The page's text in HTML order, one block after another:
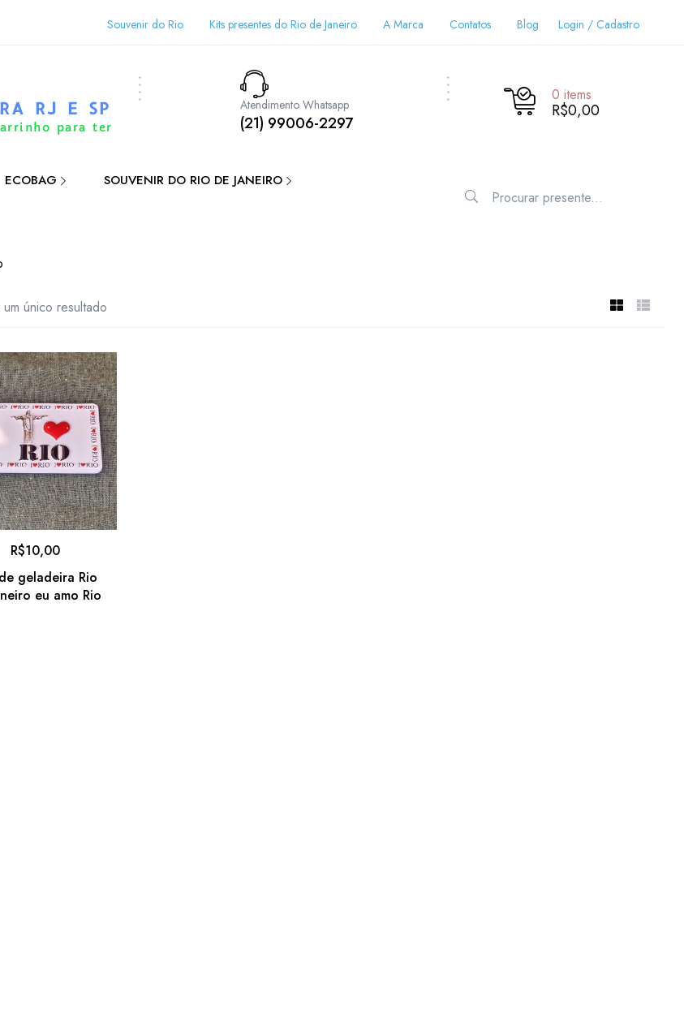
Souvenir do Rio Kits presentes do Rio de Janeiro A Marca Contatos Blog Login / Cadastro
RJ E SP
para ter
Atendimento Whatsapp
(21) 99006-2297
0 items
R$0,00
ECOBAG
SOUVENIR DO RIO DE JANEIRO
um único resultado
geladeira Rio
eu amo Rio
R$10,00